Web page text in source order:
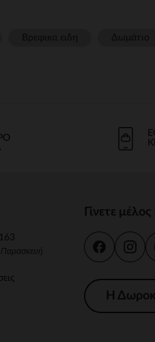
Παρασκευή
Γίνετε
Η